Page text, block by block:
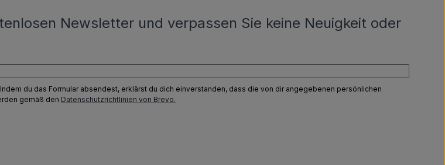
Newsletter und verpassen Sie keine Neuigkeit oder
du das Formular absendest, erklärst du dich einverstanden, dass die von dir angegebenen persönlichen
gemäß den Datenschutzrichtlinien von Brevo.